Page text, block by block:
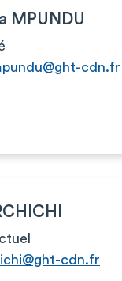
MPUNDU
cdn.fr
cdn.fr